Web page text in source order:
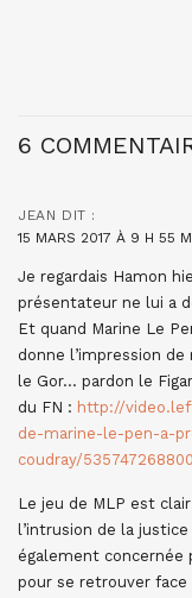
6
JEAN DIT :
15 MARS 2017 À 9 H 55
Je regardais Hamon
présentateur ne lui a
Et quand Marine Le
donne l’impression
le Gor… pardon le
du FN : http://
de-marine-le-pen-a-
coudray/
Le jeu de MLP est
l’intrusion de la
également concernée
pour se retrouver face